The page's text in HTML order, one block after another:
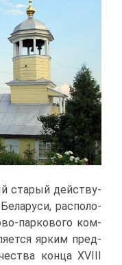
ста­рый дей­ству­
рас­по­ло­
пар­ко­во­го ком­
яр­ким пред­
кон­ца XVIII